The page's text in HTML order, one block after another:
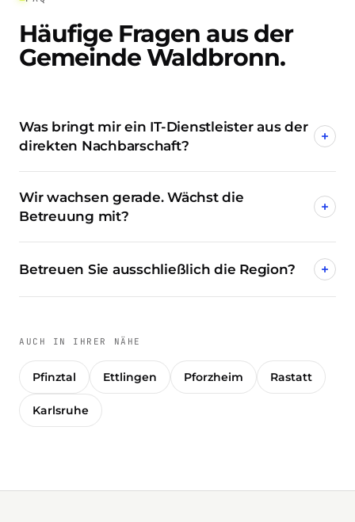
Häufige Fragen aus der
Gemeinde Waldbronn.
Was bringt mir ein IT-Dienstleister aus der
direkten Nachbarschaft?
+
Wir wachsen gerade. Wächst die
Betreuung mit?
+
Betreuen Sie ausschließlich die Region? +
AUCH IN IHRER NÄHE
Pfinztal Ettlingen Pforzheim Rastatt
Karlsruhe